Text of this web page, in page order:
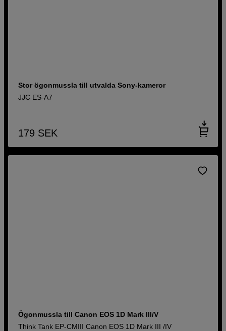
Stor ögonmussla till utvalda Sony-kameror
JJC ES-A7
179 SEK
Ögonmussla till Canon EOS 1D Mark III/V
Think Tank EP-CMIII Canon EOS 1D Mark III /IV